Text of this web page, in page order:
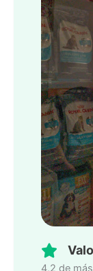
4,2 de